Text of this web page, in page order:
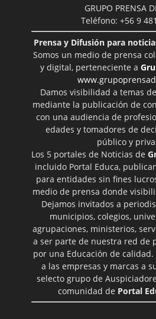
GRUPO PRENSA
Teléfono: +56 9
Prensa y Difusión para
Somos un medio de prensa
y digital, perteneciente a
Damos visibilidad a temas
mediante la publicación de
con una audiencia de
edades y tomadores de
público y
Los 5 portales de Noticias de
incluido Portal Educa,
para entidades sin fines
medio de prensa donde
Dejamos invitados a
municipios, colegios,
agrupaciones, ministerios,
a ser parte de nuestra red de
por una Educación de
a las empresas y marcas a
selecto grupo de
comunidad de Portal